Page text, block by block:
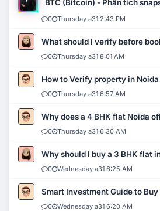
BTC (Bitcoin) - Phân tích
0 Thursday a31 2:43 PM
What should I verify before
0 Thursday a31 8:01 AM
How to Verify property in
0 Thursday a31 6:57 AM
Why does a 4 BHK flat Noida
0 Thursday a31 6:30 AM
Why should I buy a 3 BHK flat
0 Wednesday a31 6:25 AM
Smart Investment Guide to Buy
0 Wednesday a31 6:20 AM